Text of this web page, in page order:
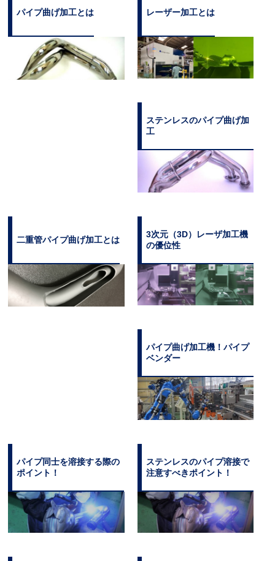
パイプ曲げ加工とは レーザー加工とは
ステンレスのパイプ曲げ加
工
二重管パイプ曲げ加工とは
3次元（3D）レーザ加工機
の優位性
パイプ曲げ加工機！パイプ
ベンダー
パイプ同士を溶接する際の
ポイント！
ステンレスのパイプ溶接で
注意すべきポイント！